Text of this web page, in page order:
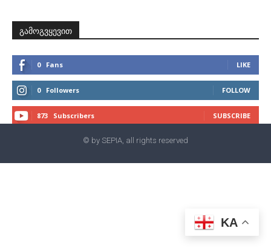
გამოგვყევით
0 Fans LIKE
0 Followers FOLLOW
873 Subscribers SUBSCRIBE
© by SEPIA, all rights reserved
KA